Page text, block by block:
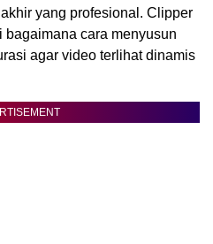
yang profesional. Clipper
bagaimana cara menyusun
agar video terlihat dinamis